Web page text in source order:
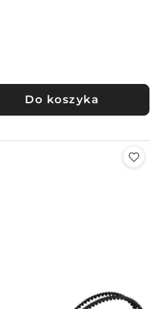
Do koszyka